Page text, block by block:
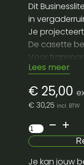
Dit
in
Je
De casette
Voor
Controleer
Lees meer
€ 25,00
€ 30,25 incl. BTW
Businesslite
screen
Je kan jouw